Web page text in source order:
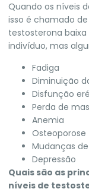
Quando os níveis
isso é chamado
testosterona
indivíduo, mas
Fadiga
Diminuição
Disfunção
Perda de
Anemia
Osteoporose
Mudanças
Depressão
Quais são as
níveis de